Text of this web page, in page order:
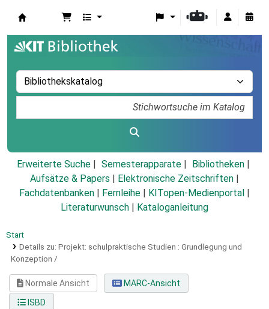
Erweiterte Suche Semesterapparate
Bibliotheken
Aufsätze & Papers
Elektronische Zeitschriften
Fachdatenbanken
Fernleihe KITopen-Medienportal
Literaturwunsch
Kataloganleitung
Start
Details zu: Projekt: schulpraktische Studien : Grundlegung und
Konzeption /
Normale Ansicht
MARC-Ansicht
ISBD